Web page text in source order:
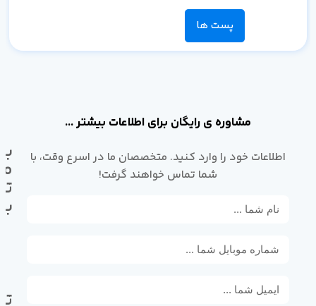
پست ها
مشاوره ی رایگان برای اطلاعات بیشتر ...
اطلاعات خود را وارد کنید. متخصصان ما در اسرع وقت، با
شما تماس خواهند گرفت!
با